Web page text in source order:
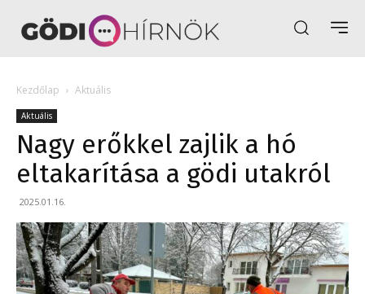
Kezdőlap Aktuális
Aktuális
Nagy erőkkel zajlik a hó
eltakarítása a gödi utakról
2025.01.16.